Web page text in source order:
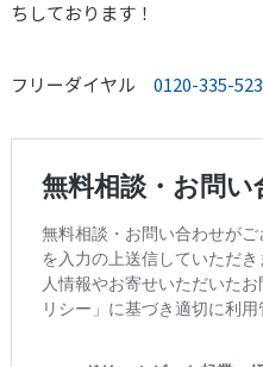
ちしております！
フリーダイヤル 0120-335-523